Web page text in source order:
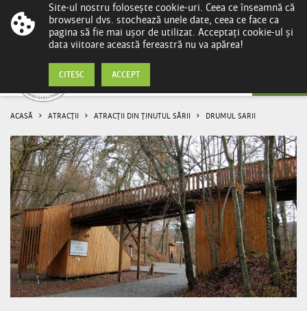
Drumul Sarii
ACASĂ ATRACȚII ATRACȚII DIN ȚINUTUL SĂRII DRUMUL SARII
Site-ul nostru folosește cookie-uri. Ceea ce înseamnă că
browserul dvs. stochează unele date, ceea ce face ca
pagina să fie mai ușor de utilizat. Acceptați cookie-ul și
data viitoare această fereastră nu va apărea!
CITESC ACCEPT